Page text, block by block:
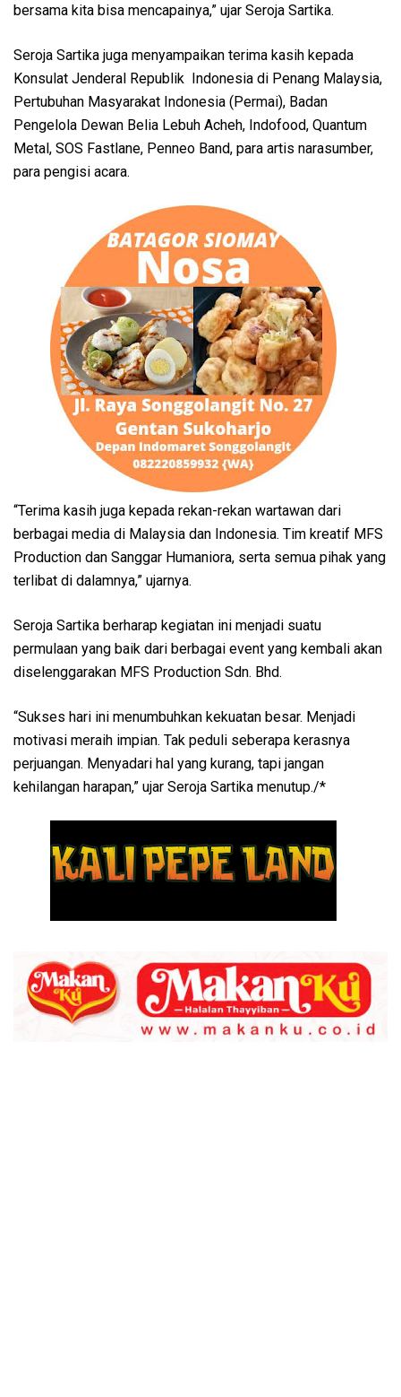
bersama kita bisa mencapainya,” ujar Seroja Sartika.
Seroja Sartika juga menyampaikan terima kasih kepada
Konsulat Jenderal Republik Indonesia di Penang Malaysia,
Pertubuhan Masyarakat Indonesia (Permai), Badan
Pengelola Dewan Belia Lebuh Acheh, Indofood, Quantum
Metal, SOS Fastlane, Penneo Band, para artis narasumber,
para pengisi acara.
“Terima kasih juga kepada rekan-rekan wartawan dari
berbagai media di Malaysia dan Indonesia. Tim kreatif MFS
Production dan Sanggar Humaniora, serta semua pihak yang
terlibat di dalamnya,” ujarnya.
Seroja Sartika berharap kegiatan ini menjadi suatu
permulaan yang baik dari berbagai event yang kembali akan
diselenggarakan MFS Production Sdn. Bhd.
“Sukses hari ini menumbuhkan kekuatan besar. Menjadi
motivasi meraih impian. Tak peduli seberapa kerasnya
perjuangan. Menyadari hal yang kurang, tapi jangan
kehilangan harapan,” ujar Seroja Sartika menutup./*